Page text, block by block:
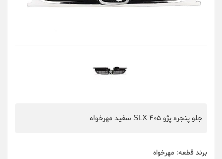
جلو پنجره پژو 405 SLX سفید مهرخواه
برند قطعه: مهرخواه